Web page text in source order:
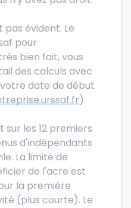
pas évident. Le
pour
bien fait, vous
des calculs avec
date de début
).
sur les 12 premiers
d'indépendants
La limite de
de l'acre est
la première
(plus courte). Le